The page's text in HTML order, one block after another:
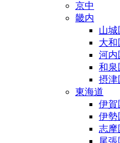
京中
畿内
山城
大和
河内
和泉
摂津
東海道
伊賀
伊勢
志摩
尾張